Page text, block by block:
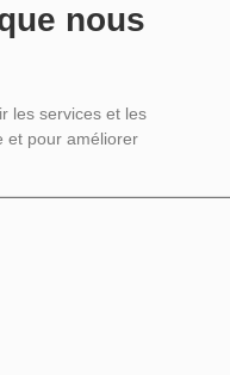
nous
les services et les
et pour améliorer